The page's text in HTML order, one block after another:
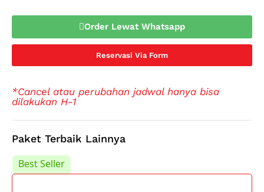
Order Lewat Whatsapp
Reservasi Via Form
*Cancel atau perubahan jadwal hanya bisa
dilakukan H-1
Paket Terbaik Lainnya
Best Seller
Best Seller